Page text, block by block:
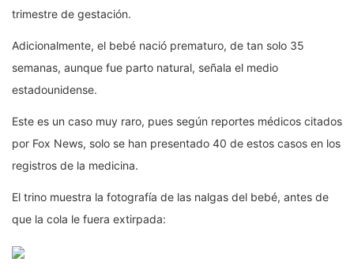
trimestre de gestación.
Adicionalmente, el bebé nació prematuro, de tan solo 35
semanas, aunque fue parto natural, señala el medio
estadounidense.
Este es un caso muy raro, pues según reportes médicos citados
por Fox News, solo se han presentado 40 de estos casos en los
registros de la medicina.
El trino muestra la fotografía de las nalgas del bebé, antes de
que la cola le fuera extirpada: